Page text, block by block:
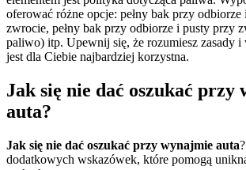
oferować różne opcje: pełny bak przy odbiorze
zwrocie, pełny bak przy odbiorze i pusty przy
paliwo) itp. Upewnij się, że rozumiesz zasady i
jest dla Ciebie najbardziej korzystna.
Jak się nie dać oszukać przy
auta?
Jak się nie dać oszukać przy wynajmie auta
dodatkowych wskazówek, które pomogą